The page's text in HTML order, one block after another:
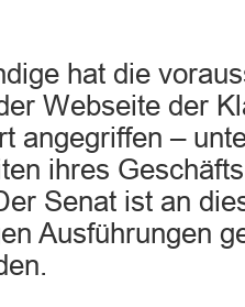
hat die
Webseite der
angegriffen –
ihres
Senat ist an
Ausführungen